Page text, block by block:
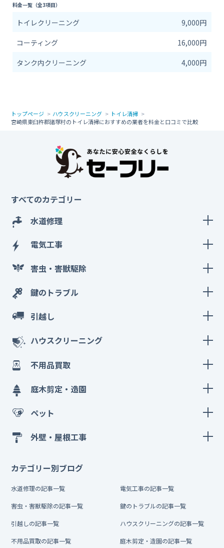
料金一覧（全3項目）
トイレクリーニング
9,000円
コーティング
16,000円
タンク内クリーニング
4,000円
トップページ ハウスクリーニング
トイレ清掃
宮崎県東臼杵郡諸塚村のトイレ清掃におすすめの業者を料金と口コミで比較
すべてのカテゴリー
水道修理
電気工事
害虫・害獣駆除
鍵のトラブル
引越し
ハウスクリーニング
不用品買取
庭木剪定・造園
ペット
外壁・屋根工事
カテゴリー別ブログ
水道修理の記事一覧 電気工事の記事一覧
害虫・害獣駆除の記事一覧 鍵のトラブルの記事一覧
引越しの記事一覧 ハウスクリーニングの記事一覧
不用品買取の記事一覧 庭木剪定・造園の記事一覧